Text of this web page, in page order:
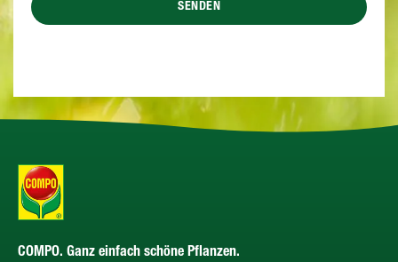
SENDEN
COMPO. Ganz einfach schöne Pflanzen.